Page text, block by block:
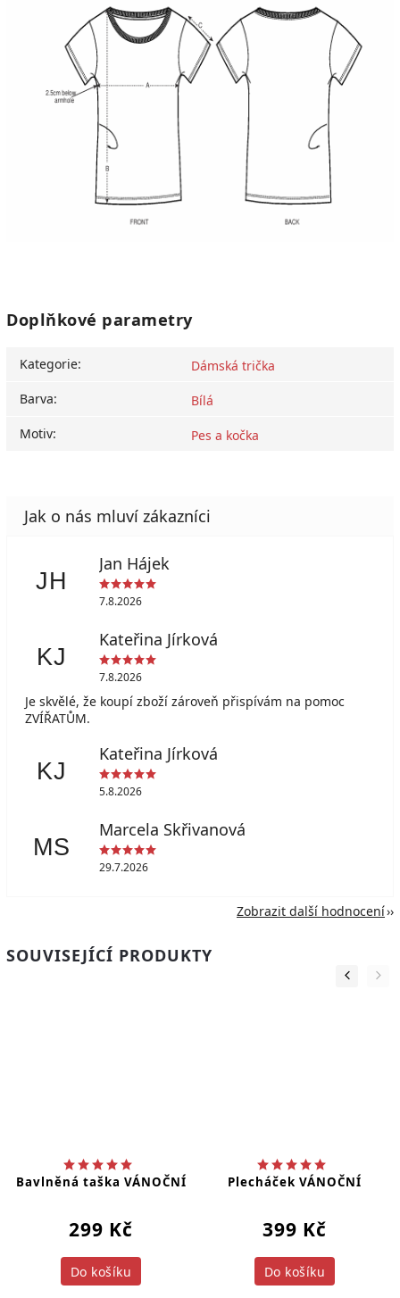
Doplňkové parametry
Kategorie:
Dámská trička
Barva:
Bílá
Motiv: Pes a kočka
JH
Jan Hájek
7.8.2026
KJ
Kateřina Jírková
7.8.2026
Je skvělé, že koupí zboží zároveň přispívám na pomoc
ZVÍŘATŮM.
KJ
Kateřina Jírková
5.8.2026
MS
Marcela Skřivanová
29.7.2026
Zobrazit další hodnocení
SOUVISEJÍCÍ PRODUKTY
Bavlněná taška VÁNOČNÍ
299 Kč
Do košíku
Plecháček VÁNOČNÍ
399 Kč
Do košíku